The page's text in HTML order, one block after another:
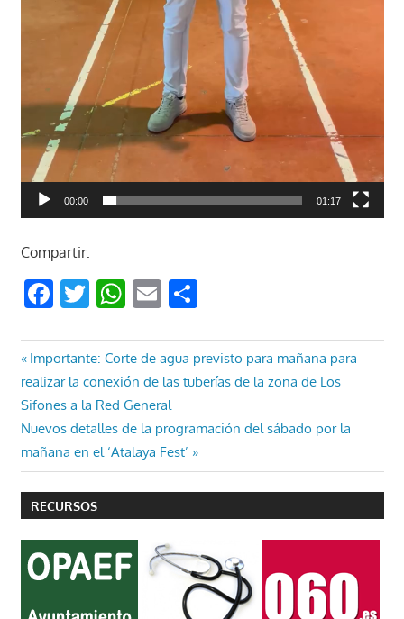
00:00 01:17
Compartir:
Facebook
Twitter
WhatsApp
EmailCompartir
Navegación
de
entradas
Entrada
anterior:
Importante: Corte de agua previsto para mañana para
realizar la conexión de las tuberías de la zona de Los
Sifones a la Red General
Entrada
siguiente:
Nuevos detalles de la programación del sábado por la
mañana en el ‘Atalaya Fest’
RECURSOS